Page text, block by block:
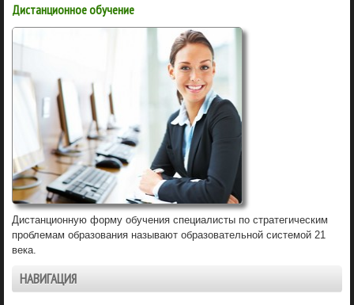
Дистанционное обучение
Дистанционную форму обучения специалисты по стратегическим
проблемам образования называют образовательной системой 21
века.
НАВИГАЦИЯ